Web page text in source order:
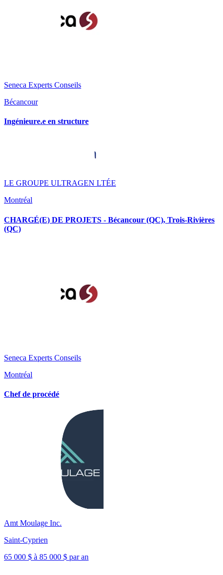
Seneca Experts Conseils
Bécancour
Ingénieure.e en structure
LE GROUPE ULTRAGEN LTÉE
Montréal
CHARGÉ(E) DE PROJETS - Bécancour (QC), Trois-Rivières
(QC)
Seneca Experts Conseils
Montréal
Chef de procédé
Amt Moulage Inc.
Saint-Cyprien
65 000 $ à 85 000 $ par an